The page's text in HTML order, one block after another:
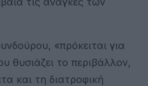
«πρόκειται για
θυσιάζει το περιβάλλον,
και τη διατροφική